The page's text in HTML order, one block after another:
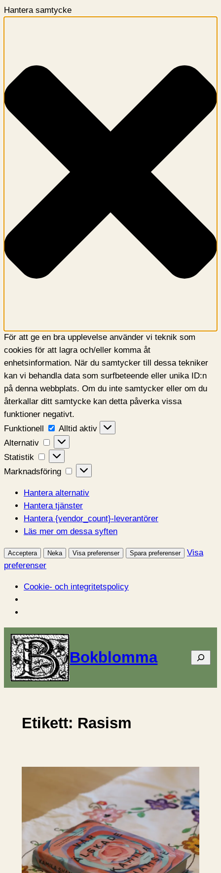
Hantera samtycke
För att ge en bra upplevelse använder vi teknik som
cookies för att lagra och/eller komma åt
enhetsinformation. När du samtycker till dessa tekniker
kan vi behandla data som surfbeteende eller unika ID:n
på denna webbplats. Om du inte samtycker eller om du
återkallar ditt samtycke kan detta påverka vissa
funktioner negativt.
Funktionell
Funktionell
Alltid aktiv
Alternativ
Alternativ
Statistik
Statistik
Marknadsföring
Marknadsföring
Hantera alternativ
Hantera tjänster
Hantera {vendor_count}-leverantörer
Läs mer om dessa syften
Acceptera Neka Visa preferenser Spara preferenser
Visa
preferenser
Cookie- och integritetspolicy
Hoppa
till
innehåll
Bokblomma Sök
Etikett: Rasism